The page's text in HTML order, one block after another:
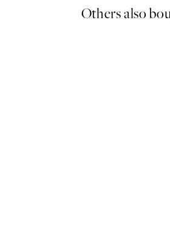
Others also